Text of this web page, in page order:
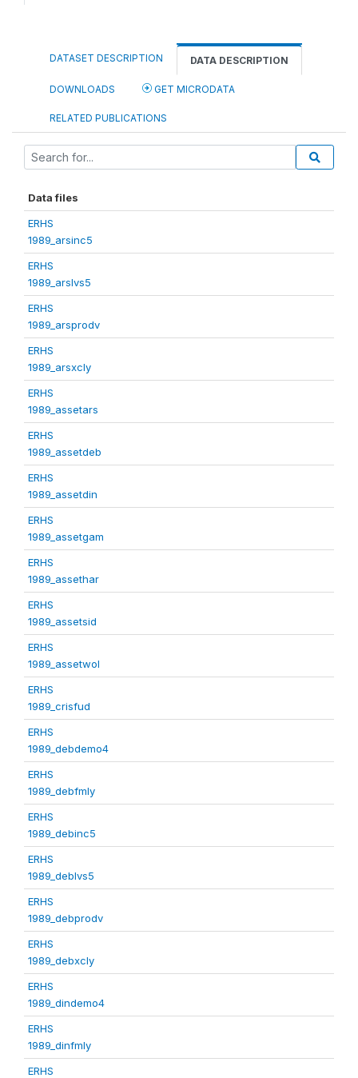
DATASET DESCRIPTION DATA DESCRIPTION
DOWNLOADS GET MICRODATA
RELATED PUBLICATIONS
Data files
ERHS
1989_arsinc5
ERHS
1989_arslvs5
ERHS
1989_arsprodv
ERHS
1989_arsxcly
ERHS
1989_assetars
ERHS
1989_assetdeb
ERHS
1989_assetdin
ERHS
1989_assetgam
ERHS
1989_assethar
ERHS
1989_assetsid
ERHS
1989_assetwol
ERHS
1989_crisfud
ERHS
1989_debdemo4
ERHS
1989_debfmly
ERHS
1989_debinc5
ERHS
1989_deblvs5
ERHS
1989_debprodv
ERHS
1989_debxcly
ERHS
1989_dindemo4
ERHS
1989_dinfmly
ERHS